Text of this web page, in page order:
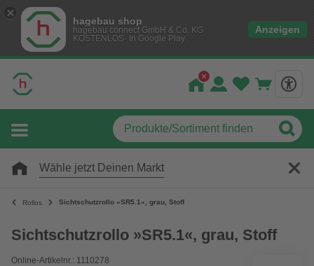
hagebau shop
hagebau connect GmbH & Co. KG
KOSTENLOS- In Google Play
Anzeigen
Wähle jetzt Deinen Markt
Rollos Sichtschutzrollo »SR5.1«, grau, Stoff
Sichtschutzrollo »SR5.1«, grau, Stoff
Online-Artikelnr.: 1110278